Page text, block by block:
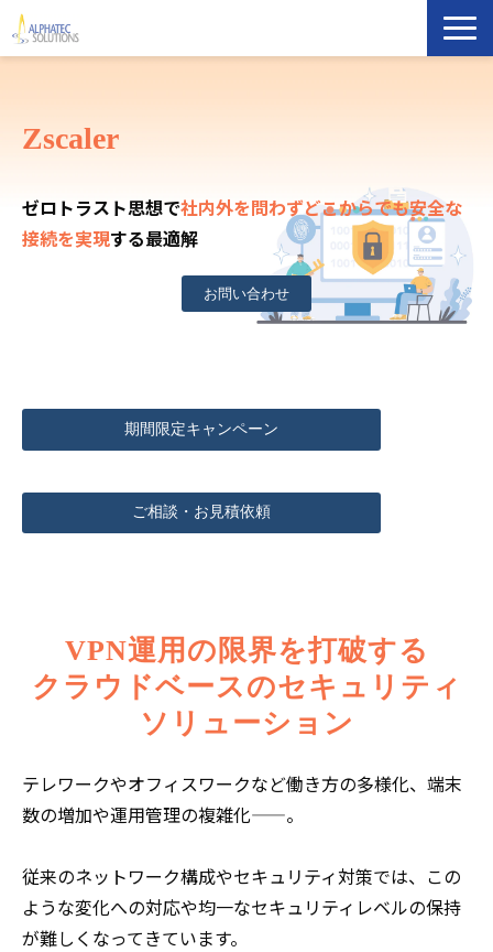
導入事例
イベント・セミナー
Zscaler
ゼロトラスト思想で社内外を問わずどこからでも安全な
接続を実現する最適解
お問い合わせ
期間限定キャンペーン
ご相談・お見積依頼
VPN運用の限界を打破する
クラウドベースのセキュリティ
ソリューション
テレワークやオフィスワークなど働き方の多様化、端末
数の増加や運用管理の複雑化——。
従来のネットワーク構成やセキュリティ対策では、この
ような変化への対応や均一なセキュリティレベルの保持
が難しくなってきています。